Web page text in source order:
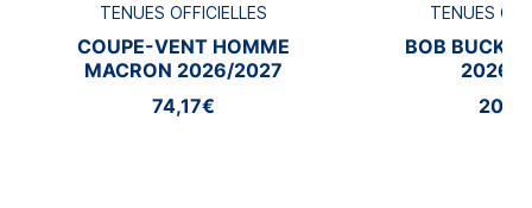
TENUES OFFICIELLES
COUPE-VENT HOMME
MACRON 2026/2027
74,17€
TENUES
BOB
2026/